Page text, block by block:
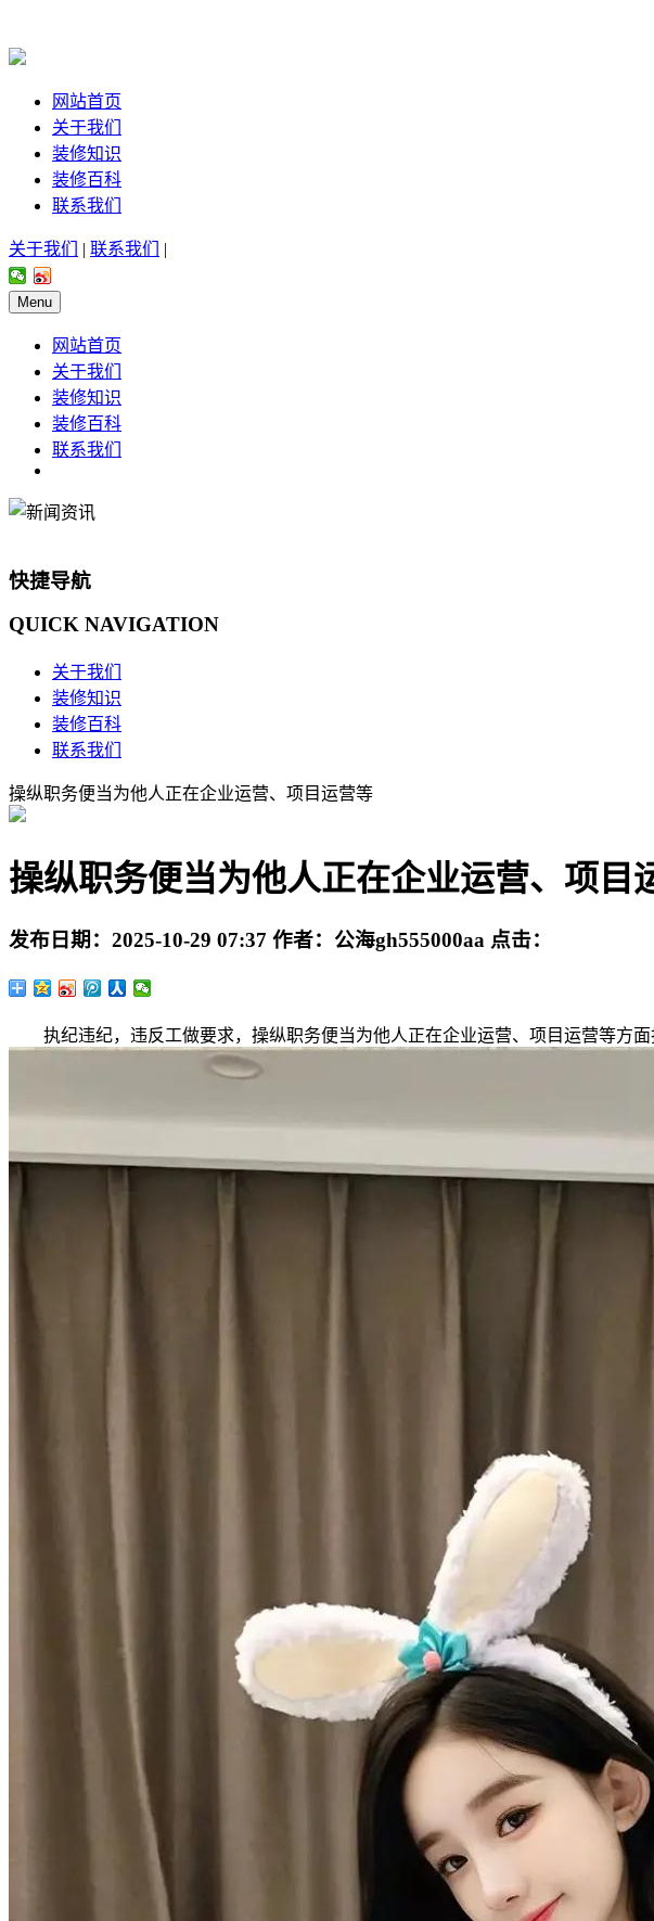
网站首页
关于我们
装修知识
装修百科
联系我们
关于我们 | 联系我们 |
Menu
网站首页
关于我们
装修知识
装修百科
联系我们
快捷导航
QUICK NAVIGATION
关于我们
装修知识
装修百科
联系我们
操纵职务便当为他人正在企业运营、项目运营等
操纵职务便当为他人正在企业运营、项目
发布日期： 2025-10-29 07:37 作者： 公海gh555000aa 点击：
执纪违纪，违反工做要求，操纵职务便当为他人正在企业运营、项目运营等方面